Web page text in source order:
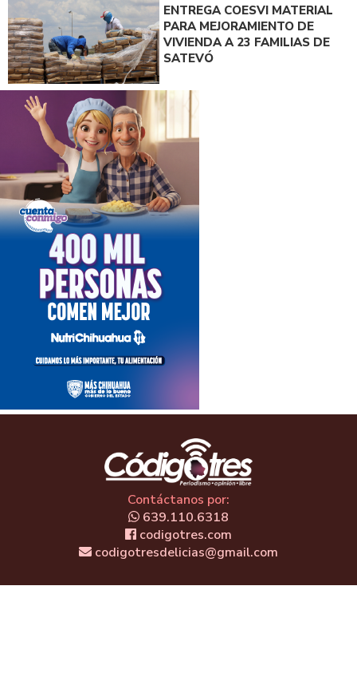
ENTREGA COESVI MATERIAL
PARA MEJORAMIENTO DE
VIVIENDA A 23 FAMILIAS DE
SATEVÓ
Contáctanos por:
639.110.6318
codigotres.com
codigotresdelicias@gmail.com